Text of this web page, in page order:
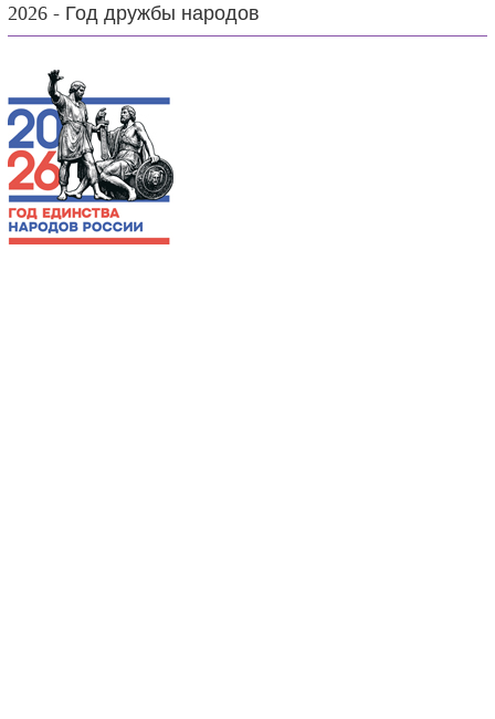
2026 - Год дружбы народов